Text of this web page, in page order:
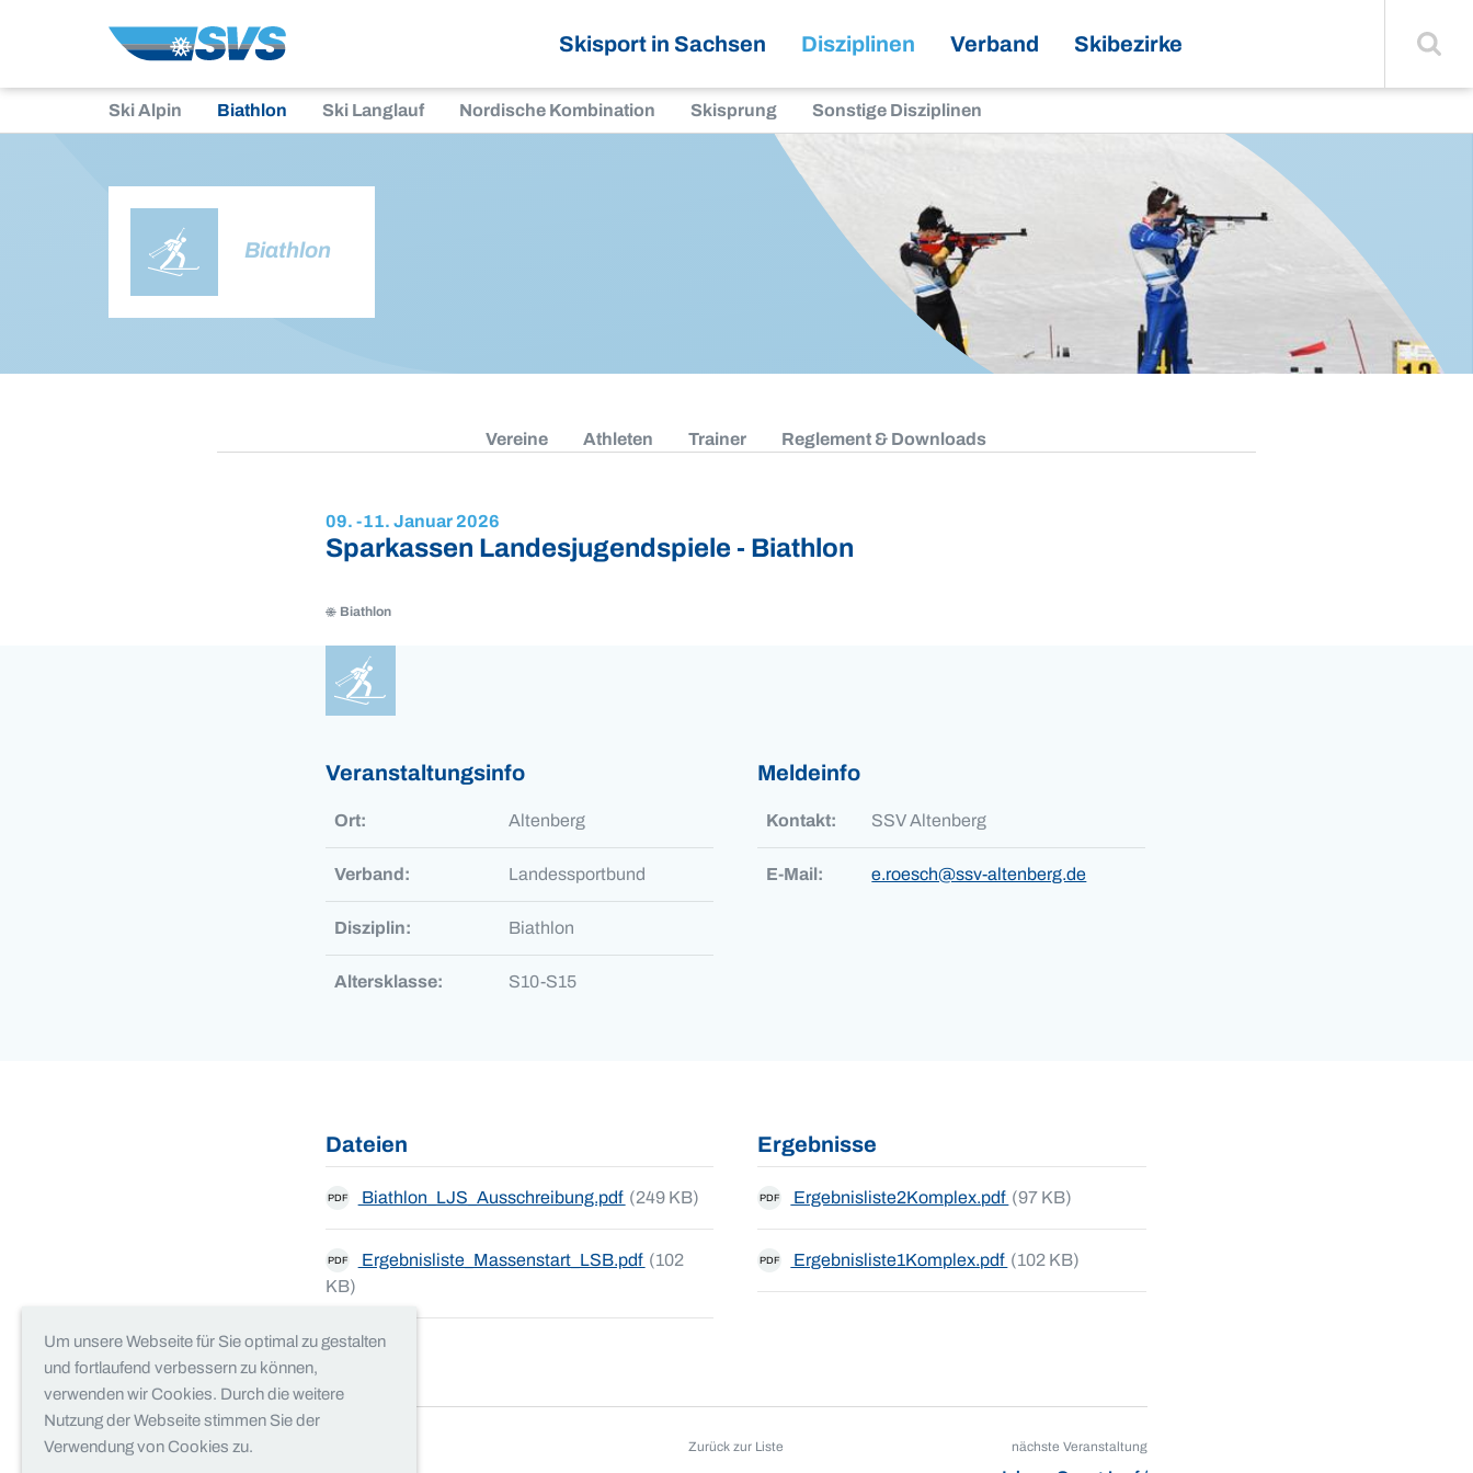
Skisport in Sachsen Disziplinen Verband Skibezirke
Ski Alpin Biathlon Ski Langlauf Nordische Kombination Skisprung Sonstige Disziplinen
Biathlon
Vereine Athleten Trainer Reglement & Downloads
09. -11. Januar 2026
Sparkassen Landesjugendspiele - Biathlon
Biathlon
Biathlon
Biathlon
Veranstaltungsinfo
Ort: Altenberg
Verband: Landessportbund
Disziplin: Biathlon
Altersklasse: S10-S15
Meldeinfo
Kontakt: SSV Altenberg
E-Mail: e.roesch@ssv-altenberg.de
Dateien
PDF Biathlon_LJS_Ausschreibung.pdf (249 KB)
PDF Ergebnisliste_Massenstart_LSB.pdf (102
KB)
Ergebnisse
PDF Ergebnisliste2Komplex.pdf (97 KB)
PDF Ergebnisliste1Komplex.pdf (102 KB)
nächste Veranstaltung
Zurück zur Liste
Um unsere Webseite für Sie optimal zu gestalten
und fortlaufend verbessern zu können,
verwenden wir Cookies. Durch die weitere
Nutzung der Webseite stimmen Sie der
Verwendung von Cookies zu.